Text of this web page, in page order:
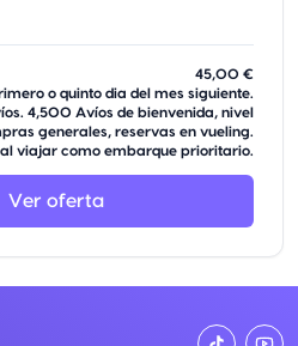
45,00 €
o quinto dia del mes siguiente.
4,500 Avíos de bienvenida, nivel
generales, reservas en vueling.
al viajar como embarque prioritario.
Ver oferta